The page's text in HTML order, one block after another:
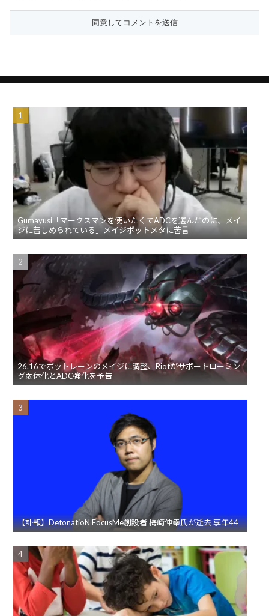
Gumayusi「マークスマンを使いたくてADCを選んだのに、メイ
ジに苦しめられている」メイジボットメタに苦言
26.16でボットレーンのメイジに調整、Riotがサポートローミン
グ弱体化とADC強化を予告
【訃報】DetonatioN FocusMe創設者 梅崎伸幸氏が逝去 享年44